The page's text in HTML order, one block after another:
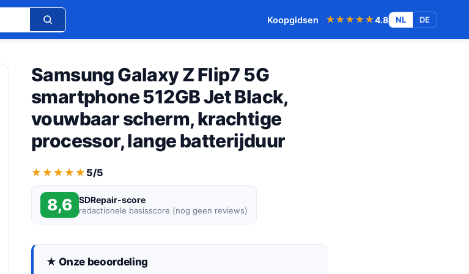
Koopgidsen ★★★★★
★★★★★4.8 NL DE
Samsung Galaxy Z Flip7 5G
smartphone 512GB Jet Black,
vouwbaar scherm, krachtige
processor, lange batterijduur
★★★★★
★★★★★ 5/5
8,6 SDRepair-score
redactionele basisscore (nog geen reviews)
★ Onze beoordeling